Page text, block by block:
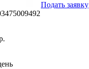
Подать заявку